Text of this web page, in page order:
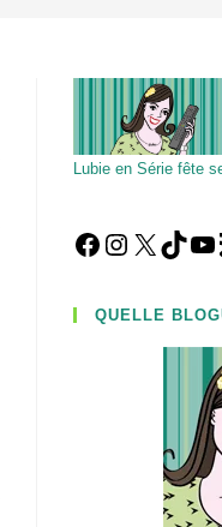
Lubie en Série fête
Facebook
Instagram
X TikTok
QUELLE